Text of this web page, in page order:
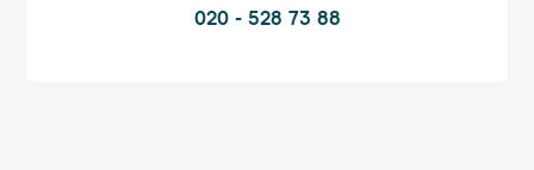
020 - 528 73 88